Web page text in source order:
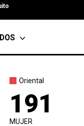
Oriental
191
MUJER